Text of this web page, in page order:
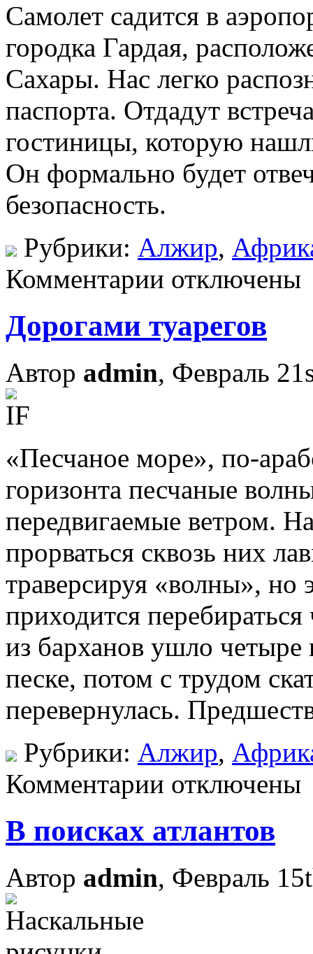
Самолет садится в
городка Гардая,
Сахары. Нас легко
паспорта. Отдадут
гостиницы, которую
Он формально будет
безопасность.
Рубрики: Алжир,
Комментарии отключены
Дорогами туарегов
Автор admin, Февраль
«Песчаное море», по-
горизонта песчаные
передвигаемые ветром.
прорваться сквозь них
траверсируя «волны», но
приходится
из барханов ушло
песке, потом с трудом
перевернулась.
Рубрики: Алжир,
Комментарии отключены
В поисках атлантов
Автор admin, Февраль